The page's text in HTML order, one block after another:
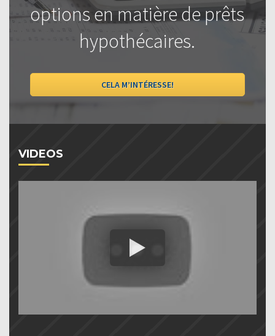
options en matière de prêts
hypothécaires.
CELA M’INTÉRESSE!
VIDEOS